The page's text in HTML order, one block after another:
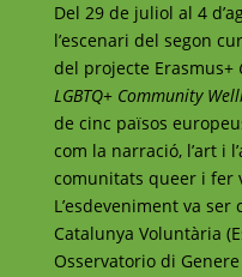
Del 29 de juliol al 4
l’escenari del segon
del projecte Erasmus+
LGBTQ+ Community
de cinc països
com la narració, l’art i
comunitats queer i fer
L’esdeveniment va
Catalunya Voluntària
Osservatorio di